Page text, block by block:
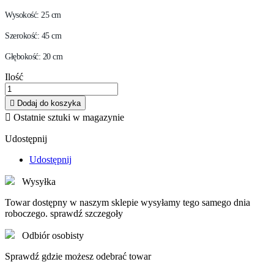
Wysokość: 25 cm
Szerokość: 45 cm
Głębokość: 20 cm
Ilość
 Dodaj do koszyka
 Ostatnie sztuki w magazynie
Udostępnij
Udostępnij
Wysyłka
Towar dostępny w naszym sklepie wysyłamy tego samego dnia
roboczego. sprawdź szczegoły
Odbiór osobisty
Sprawdź gdzie możesz odebrać towar